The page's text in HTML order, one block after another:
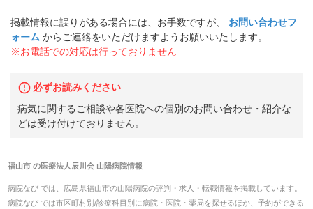
掲載情報に誤りがある場合には、お手数ですが、
お問い合わせフ
ォーム からご連絡をいただけますようお願いいたします。
※お電話での対応は行っておりません
必ずお読みください
病気に関するご相談や各医院への個別のお問い合わせ・紹介な
どは受け付けておりません。
福山市の医療法人辰川会 山陽病院情報
病院なび では、 広島県福山市の山陽病院の評判・求人・転職情報を掲載しています。
病院なび では市区町村別/診療科目別に病院・医院・薬局を探せるほか、予約ができる